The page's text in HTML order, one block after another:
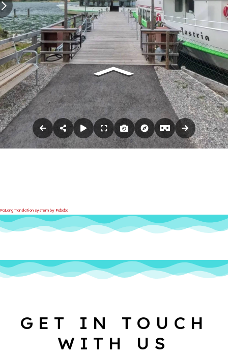
FaLang translation system by Faboba
GET IN TOUCH
WITH US